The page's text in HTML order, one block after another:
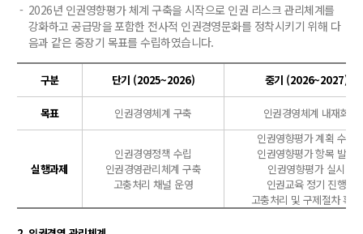
2026년 인권영향평가 체계 구축을 시작으로 인권 리스크 관리체계를
강화하고 공급망을 포함한 전사적 인권경영문화를 정착시키기 위해 다
음과 같은 중장기 목표를 수립하였습니다.
구분 단기 (2025~2026) 중기 (2026~2027)
목표 인권경영체계 구축 인권경영체계 내재화
실행과제
인권경영정책 수립
인권경영관리체계 구축
고충처리 채널 운영
인권영향평가 계획 수립
인권영향평가 항목 발굴
인권영향평가 실시
인권교육 정기 진행
고충처리 및 구제절차 확대